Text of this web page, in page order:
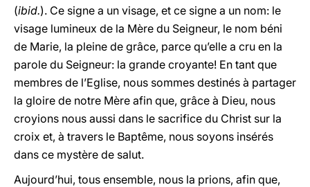
(ibid.). Ce signe a un visage, et ce signe a un nom: le
visage lumineux de la Mère du Seigneur, le nom béni
de Marie, la pleine de grâce, parce qu’elle a cru en la
parole du Seigneur: la grande croyante! En tant que
membres de l’Eglise, nous sommes destinés à partager
la gloire de notre Mère afin que, grâce à Dieu, nous
croyions nous aussi dans le sacrifice du Christ sur la
croix et, à travers le Baptême, nous soyons insérés
dans ce mystère de salut.
Aujourd’hui, tous ensemble, nous la prions, afin que,